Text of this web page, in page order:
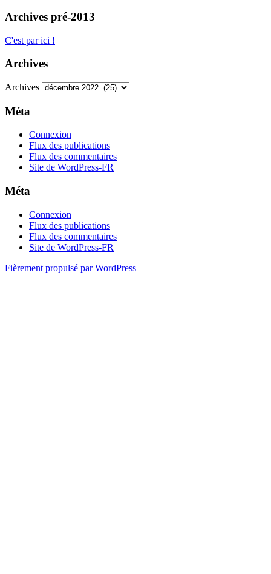
Archives pré-2013
C'est par ici !
Archives
Archives
Méta
Connexion
Flux des publications
Flux des commentaires
Site de WordPress-FR
Méta
Connexion
Flux des publications
Flux des commentaires
Site de WordPress-FR
Fièrement propulsé par WordPress